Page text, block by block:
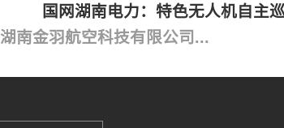
国网湖南电力：特色无人机自主
湖南金羽航空科技有限公司...